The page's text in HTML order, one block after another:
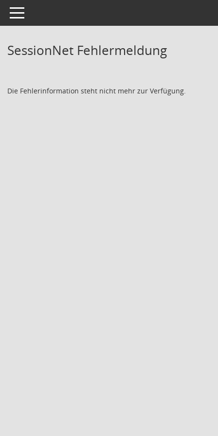
Toggle navigation
SessionNet Fehlermeldung
Die Fehlerinformation steht nicht mehr zur Verfügung.